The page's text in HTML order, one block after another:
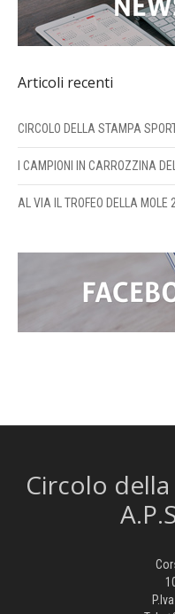
Articoli recenti
CIRCOLO DELLA STAMPA
I CAMPIONI IN CARROZZINA
AL VIA IL TROFEO DELLA MOLE
Circolo